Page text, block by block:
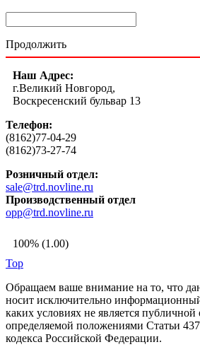
Продолжить
Наш Адрес:
г.Великий Новгород,
Воскресенский бульвар 13
Телефон:
(8162)77-04-29
(8162)73-27-74
Розничный отдел:
sale@trd.novline.ru
Производственный отдел
opp@trd.novline.ru
100% (1.00)
Top
Обращаем ваше внимание на то, что
носит исключительно
каких условиях не является публичной
определяемой положениями Статьи
кодекса Российской Федерации.